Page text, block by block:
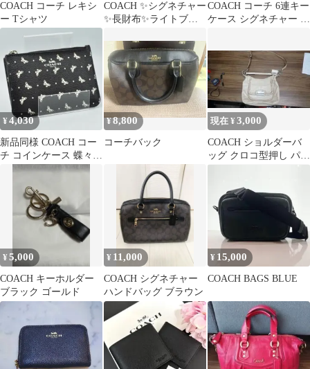
COACH コーチ レキシ
ー Tシャツ
COACH ✨シグネチャー
✨長財布✨ライトブル
COACH コーチ 6連キー
ケース シグネチャー ス
¥4,030
新品同様 COACH コー
チ コインケース 蝶々柄
キーリング ブラック×
¥8,800
コーチバック
現在 ¥3,000
COACH ショルダーバ
ッグ クロコ型押し パイ
¥5,000
COACH キーホルダー
ブラック ゴールド
¥ 11,000
COACH シグネチャー
ハンドバッグ ブラウン
¥ 15,000
COACH BAGS BLUE